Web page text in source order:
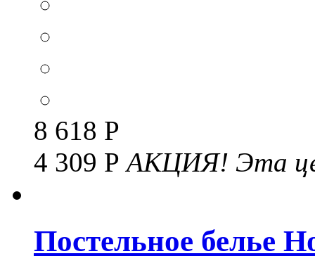
8 618 Р
4 309 РАКЦИЯ! Эта
Постельное белье